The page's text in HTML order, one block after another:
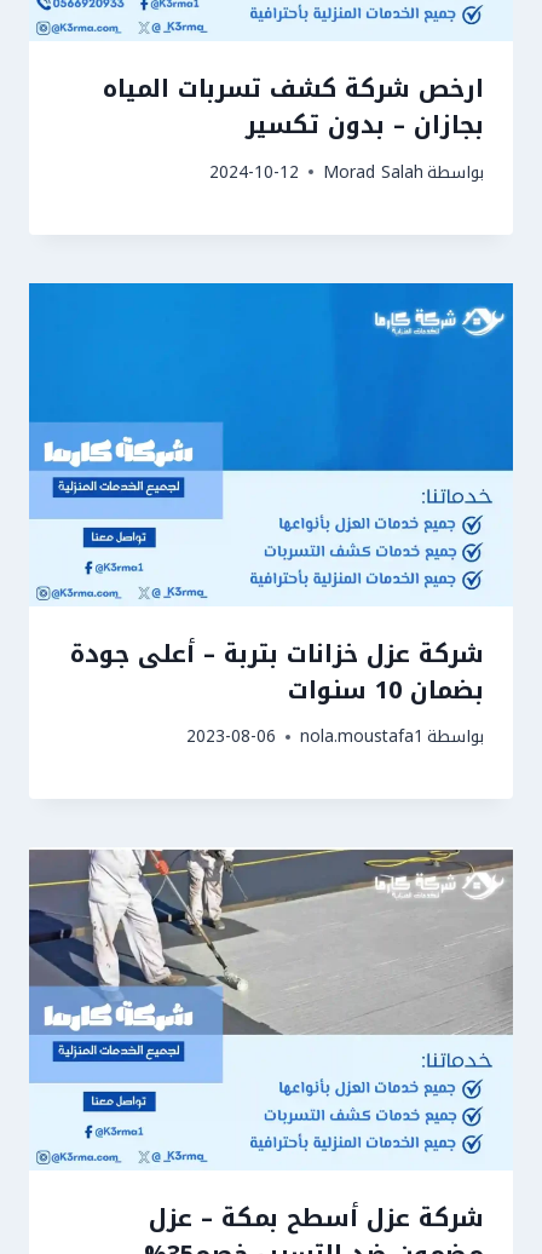
ارخص شركة كشف تسربات المياه
بجازان – بدون تكسير
بواسطةMorad Salah
2024-10-12
شركة عزل خزانات بتربة – أعلى جودة
بضمان 10 سنوات
بواسطة nola.moustafa1
2023-08-06
شركة عزل أسطح بمكة – عزل